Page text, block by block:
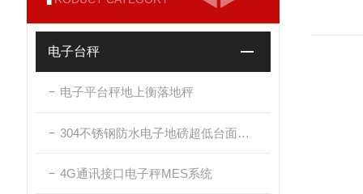
电子台秤
电子平台秤地上衡落地秤
304不锈钢防水电子地磅超低台面带斜坡
4G通讯接口电子秤MES系统